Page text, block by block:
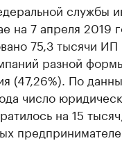
службы
на 7 апреля 2019
75,3 тысячи ИП
разной
(47,26%). По
число
на 15